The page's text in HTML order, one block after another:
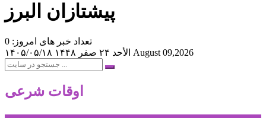
پیشتازان البرز
تعداد خبر های امروز: 0
۱۴۰۵/۰۵/۱۸
الأحد ۲۴ صفر ۱۴۴۸ August 09,2026
اوقات شرعی